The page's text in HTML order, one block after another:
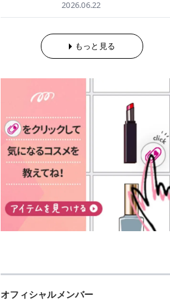
ケアにもぴったりです。 部分パック
としても使える 多くのトナーパッド
は、乾燥が気になる頬や額、小
アとしても活用できます。 トナーパ
ッドの選び方 トナーパッドは、配合
成分やパッドの素材によって特
異なります。 自分の肌悩みや理
仕上がりに合わせて選ぶことで
日のスキンケアに取り入れやす
ります。 肌悩みに合わせて選ぶ パ
ッドの素材で選ぶ トナーパッドの使
い方 洗顔後すぐの清潔な肌に使用し
ます。 STEP1 エンボス面（凹凸
面）で顔全体をやさしく拭き取
す。 特に小鼻・あご・額など皮
古い角質が気になる部分は丁寧
じませましょう。 STEP2 パッドを
裏返し、フラット面で顔全体を
しく押さえながら化粧水をなじ
キンケアを行います。 乾燥が気
パックとして使用するのもおす
メディオスターNeXT PRO ジェ
ルYAGプロ 公式サイト> ｜そもそも
うの？ 脱毛を考えたときに、まず悩
むのが「医療脱毛とエステ脱毛
っちがいいの？」ということで
するまでの期間や必要な施術回
大きな違いとして挙げられます
療脱毛は、医療機関（クリニッ
皮膚科など）だけで扱える高出
レーザーを使って、発毛組織に
ローチする施術といわれていま
そのため、少ない回数で永久脱毛
（※）を目指すことができます。
（※永久脱毛とは一生毛が1本も
えてこないという意味ではなく
メリカの基準に基づき「長期間
たって毛量が明らかに減少して
状態が維持されること」を指しま
のがメリットですが、毛根を破
ます。 なお、医療脱毛は保険がきか
ない自由診療なので、クリニッ
49,500円(税込)/6回 93,500円(税
込)/6回 エミナルクリニックの
通いやすい クリスタルプロ 公式
イト> リゼクリニック 109,800
込)/5回 144,800円(税込)/5回 毛
すい ラシャ メディオスター
RO ジェントルYAGプロ 公式サイ
> ※医療脱毛は自由診療です。治療
には赤み、痒み、火傷、毛嚢炎
時的な硬毛化などのリスクが伴
す。 目次▼ 1. エミナルクリニック
の魅力とは？選ばれる3つの特徴
最短6か月からの脱毛プランが
る！ ・全国60院以上＆21時まで
業！ ・痛みに配慮した医療脱毛
導入と肌トラブル対応 2. エミ
クリニックの口コミ・評判 3. エ
ナルクリニックの全身脱毛料金
・追加費用がかからないシステ
リニックのお得な割引・キャン
縦ジワをカバーしながら、むっ
としたツヤのある唇を演出しま
るため、乾燥しにくくデイリー
にもぴったり！ アイテム詳細を見る
ような血色感を演出するヌーデ
ピンク。 黄みと青みのバランス
く、自然になじむコーラル系カ
です。 自然な血色感をプラスしてく
れるので、ナチュラルメイクと
性抜群。 可愛らしく、多幸感の
印象に仕上がります。 ワインベリー
｜気品をまとうローズレッド 深みの
ある青みレッド。 大人っぽく
な印象を与えるベリーカラーで
ひと塗りで顔全体が華やかにな
リップを主役にしたメイクが完
クールで上品な雰囲気を演出で
ニュートラルな発色で、肌色を
落ち着いた印象に仕上がり、オ
国コスメ」に分けて1位～3位ま
ランキング形式で発表！ 2026年上
半期 総合大賞 AMUSE（アミュー
ズ）「 ジェルフィットグロス」 👑
「ジェルフィットグロス」の特徴 唇
ーグロスが広がり、ふっくらボ
フティングしたような、新しい
プティンググロス💄 実際に使用した
方のクチコミ > 5 > プルプル > 唇に
塗るPDRNグロス > > AMUSE ジェ
ルフィットグロス > > ぷっくりツヤ
ツヤだけどベタっとした感じは
て使いやすいですね。プランピ
効果で少しスーッとします。こ
好き嫌いがあるかもしれません
チップは片面がツルツル、片面
ケモケになってます。 > > 桜グロス
【日本限定色】：上品なピンク
も上品で使いやすい色ですね。
いるので華やかそうに見えるけ
を少し工夫するだけでポイント
められるため、コスメやスキン
にかかる費用を少しでも抑えた
も、＠cosmeも、いつものコス
入を“ちょっとお得”に変えられ
が、トラミーリワードです✨ 今回
は、トラミーリワードの特徴や
方法、美容好きさんにおすすめ
由を詳しくご紹介します！ トラミー
リワードとは？ 「トラミーリワー
ド」は、東証グロース上場企業
る株式会社アイズが運営する、安
心・安全なポイントサイト機能
す。 トラミーリワードは、トラミー
会員向けのポイントサービスで
対象ショップやサービスを利用
ことでポイントを獲得でき、貯
たポイントはAmazonギフト券
ットマネーなどに交換できます
イ活初心者でも始めやすいのが
段よく使っているコスメ通販サ
2026.06.22
もっと見る
オフィシャルメンバー